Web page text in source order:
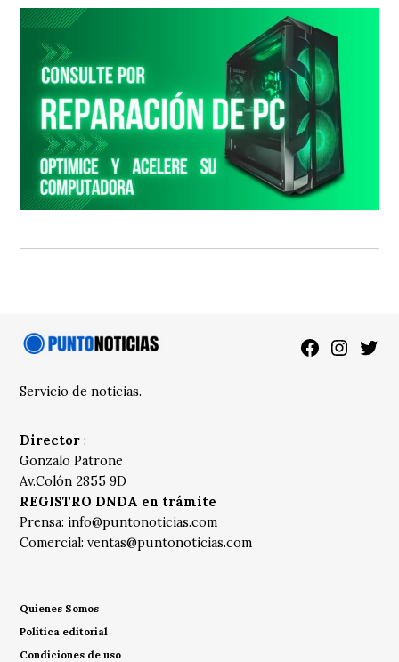
Facebook
Servicio de noticias.
Director :
Gonzalo Patrone
Av.Colón 2855 9D
REGISTRO DNDA en trámite
Prensa: info@puntonoticias.com
Comercial:ventas@puntonoticias.com
Quienes Somos
Política editorial
Condiciones de uso